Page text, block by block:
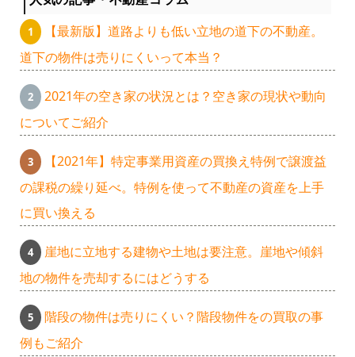
【最新版】道路よりも低い立地の道下の不動産。
道下の物件は売りにくいって本当？
2021年の空き家の状況とは？空き家の現状や動向
についてご紹介
【2021年】特定事業用資産の買換え特例で譲渡益
の課税の繰り延べ。特例を使って不動産の資産を上手
に買い換える
崖地に立地する建物や土地は要注意。崖地や傾斜
地の物件を売却するにはどうする
階段の物件は売りにくい？階段物件をの買取の事
例もご紹介